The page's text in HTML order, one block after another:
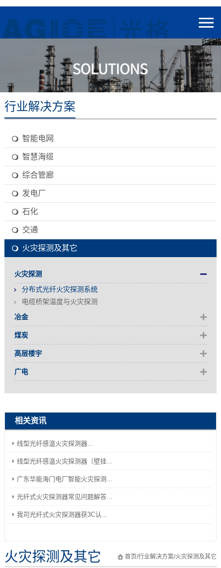
行业解决方案
智能电网
智慧海缆
综合管廊
发电厂
石化
交通
火灾探测及其它
火灾探测
分布式光纤火灾探测系统
电缆桥架温度与火灾探测
冶金
煤炭
高层楼宇
广电
相关资讯
线型光纤感温火灾探测器...
线型光纤感温火灾探测器（壁挂...
广东华能海门电厂智能火灾探测...
光纤式火灾探测器常见问题解答...
我司光纤式火灾探测器获3C认...
首页/行业解决方案/火灾探测及其它
火灾探测及其它